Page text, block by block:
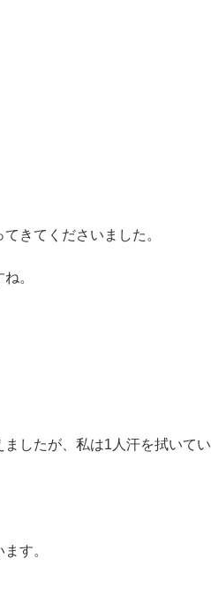
きてくださいました。
。
したが、私は1人汗を拭いてい
す。